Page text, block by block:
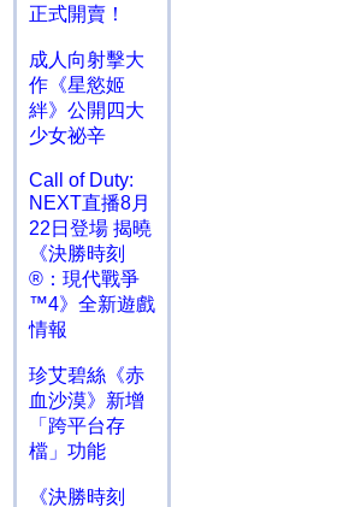
正式開賣！
成人向射擊大
作《星慾姬
絆》公開四大
少女祕辛
Call of Duty:
NEXT直播8月
22日登場 揭曉
《決勝時刻
®：現代戰爭
™4》全新遊戲
情報
珍艾碧絲《赤
血沙漠》新增
「跨平台存
檔」功能
《決勝時刻